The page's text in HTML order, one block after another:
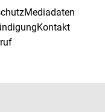
Mediadaten
Kontakt